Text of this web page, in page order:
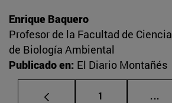
Enrique Baquero
Profesor de la Facultad de
de Biología Ambiental
Publicado en: El Diario Montañés
Página
1 ...